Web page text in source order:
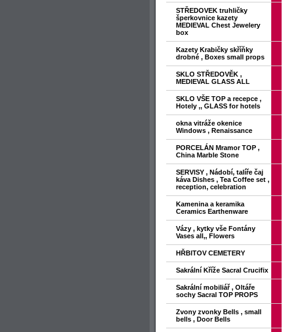
STŘEDOVEK truhličky
šperkovnice kazety
MEDIEVAL Chest Jewelery
box
Kazety Krabičky skříňky
drobné , Boxes small props
SKLO STŘEDOVĚK ,
MEDIEVAL GLASS ALL
SKLO VŠE TOP a recepce ,
Hotely ,, GLASS for hotels
okna vitráže okenice
Windows , Renaissance
PORCELÁN Mramor TOP ,
China Marble Stone
SERVISY , Nádobí, talíře čaj
káva Dishes , Tea Coffee set ,
reception, celebration
Kamenina a keramika
Ceramics Earthenware
Vázy , kytky vše Fontány
Vases all,, Flowers
HŘBITOV CEMETERY
Sakrální Kříže Sacral Crucifix
Sakrální mobiliář , Oltáře
sochy Sacral TOP PROPS
Zvony zvonky Bells , small
bells , Door Bells